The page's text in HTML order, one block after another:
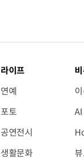
라이프
연예
포토
공연전시
생활문화